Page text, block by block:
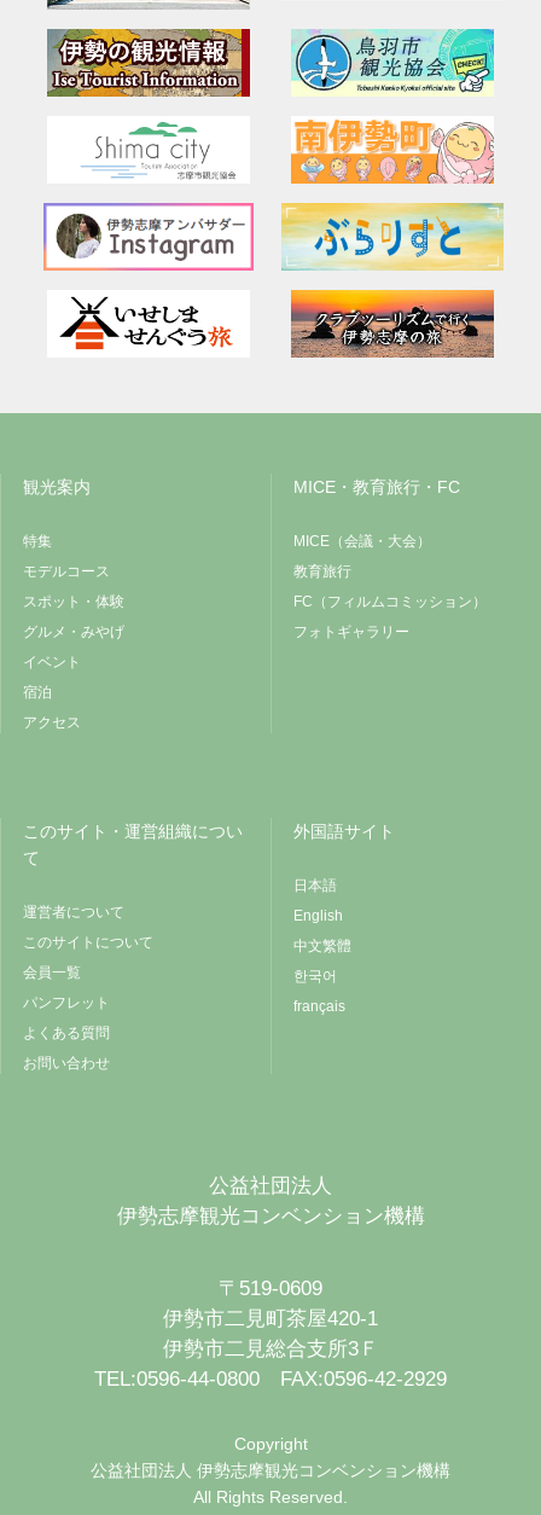
観光案内
特集
モデルコース
スポット・体験
グルメ・みやげ
イベント
宿泊
アクセス
MICE・教育旅行・FC
MICE（会議・大会）
教育旅行
FC（フィルムコミッション）
フォトギャラリー
このサイト・運営組織につい
て
運営者について
このサイトについて
会員一覧
パンフレット
よくある質問
お問い合わせ
外国語サイト
日本語
English
中文繁體
한국어
français
公益社団法人
伊勢志摩観光コンベンション機構
〒519-0609
伊勢市二見町茶屋420-1
伊勢市二見総合支所3Ｆ
TEL:0596-44-0800 FAX:0596-42-2929
Copyright
公益社団法人 伊勢志摩観光コンベンション機構
All Rights Reserved.